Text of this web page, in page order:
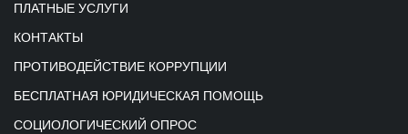
ПЛАТНЫЕ УСЛУГИ
КОНТАКТЫ
ПРОТИВОДЕЙСТВИЕ КОРРУПЦИИ
БЕСПЛАТНАЯ ЮРИДИЧЕСКАЯ ПОМОЩЬ
СОЦИОЛОГИЧЕСКИЙ ОПРОС